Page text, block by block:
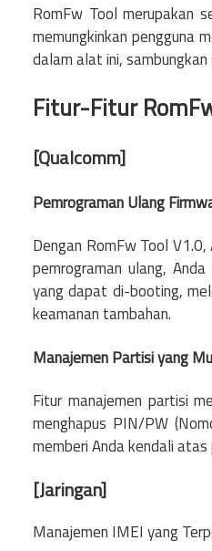
RomFw Tool merupakan
memungkinkan pengguna
dalam alat ini,
Fitur-Fitur
[Qualcomm]
Pemrograman Ulang
Dengan RomFw Tool
pemrograman ulang,
yang dapat di-booting,
keamanan tambahan.
Manajemen Partisi yang
Fitur manajemen partisi
menghapus PIN/PW
memberi Anda kendali
[Jaringan]
Manajemen IMEI yang